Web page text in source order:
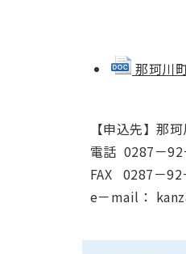
那珂川
【申込先】那
電話 0287－92
FAX 0287－92
e－mail：